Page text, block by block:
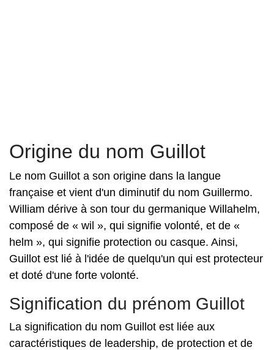
Origine du nom Guillot
Le nom Guillot a son origine dans la langue
française et vient d'un diminutif du nom Guillermo.
William dérive à son tour du germanique Willahelm,
composé de « wil », qui signifie volonté, et de «
helm », qui signifie protection ou casque. Ainsi,
Guillot est lié à l'idée de quelqu'un qui est protecteur
et doté d'une forte volonté.
Signification du prénom Guillot
La signification du nom Guillot est liée aux
caractéristiques de leadership, de protection et de